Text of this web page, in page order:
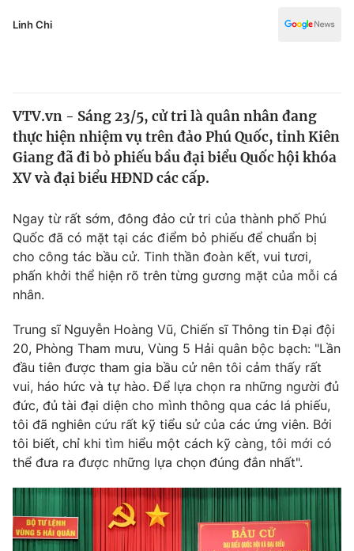
Y tế
Thế giới
Thế giới đó đây
Câu chuyện quốc tế
Kinh tế
Tài chính
Thị trường
Dữ liệu và đời sống
Phim VTV
Hậu trường
Nhân vật
Khán giả
Giải sao mai
Giải trí
Điện ảnh
Âm nhạc
Sao
Đời sống
Du lịch
Làm đẹp
Chất lượng cuộc sống
Giáo dục
Học trực tuyến
Công nghệ
Hitech Công nghệ tương lai
Giao lưu trực tuyến
Giáo dục
Linh Chi
VTV.vn - Sáng 23/5, cử tri là quân nhân đang
thực hiện nhiệm vụ trên đảo Phú Quốc, tỉnh Kiên
Giang đã đi bỏ phiếu bầu đại biểu Quốc hội khóa
XV và đại biểu HĐND các cấp.
Ngay từ rất sớm, đông đảo cử tri của thành phố Phú
Quốc đã có mặt tại các điểm bỏ phiếu để chuẩn bị
cho công tác bầu cử. Tinh thần đoàn kết, vui tươi,
phấn khởi thể hiện rõ trên từng gương mặt của mỗi cá
nhân.
Trung sĩ Nguyễn Hoàng Vũ, Chiến sĩ Thông tin Đại đội
20, Phòng Tham mưu, Vùng 5 Hải quân bộc bạch: "Lần
đầu tiên được tham gia bầu cử nên tôi cảm thấy rất
vui, háo hức và tự hào. Để lựa chọn ra những người đủ
đức, đủ tài đại diện cho mình thông qua các lá phiếu,
tôi đã nghiên cứu rất kỹ tiểu sử của các ứng viên. Bởi
tôi biết, chỉ khi tìm hiểu một cách kỹ càng, tôi mới có
thể đưa ra được những lựa chọn đúng đắn nhất".